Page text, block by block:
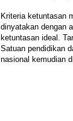
Kriteria ketuntasan
dinyatakan dengan
ketuntasan ideal.
Satuan pendidikan
nasional kemudian